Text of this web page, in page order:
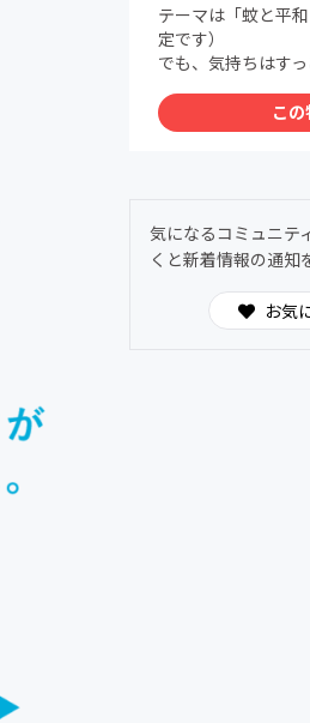
テーマは「蚊と平
定です）
でも、気持ちはすっ
こ
気になるコミュニテ
くと新着情報の通知
お気